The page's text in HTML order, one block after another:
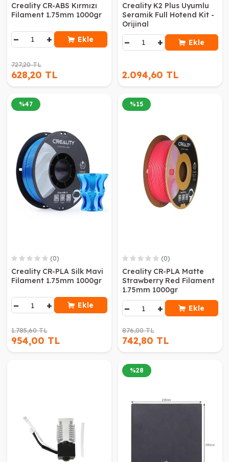
Creality CR-ABS Kırmızı
Filament 1.75mm 1000gr
− + Ekle
727,20 TL
628,20 TL
Creality K2 Plus Uyumlu
Seramik Full Hotend Kit -
Orijinal
− + Ekle
2.094,60 TL
%47
(0)
Creality CR-PLA Silk Mavi
Filament 1.75mm 1000gr
− + Ekle
1.785,60 TL
954,00 TL
%15
(0)
Creality CR-PLA Matte
Strawberry Red Filament
1.75mm 1000gr
− + Ekle
876,00 TL
742,80 TL
%28